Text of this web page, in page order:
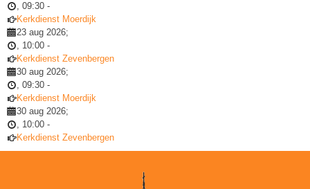
, 09:30 -
Kerkdienst Moerdijk
23 aug 2026;
, 10:00 -
Kerkdienst Zevenbergen
30 aug 2026;
, 09:30 -
Kerkdienst Moerdijk
30 aug 2026;
, 10:00 -
Kerkdienst Zevenbergen